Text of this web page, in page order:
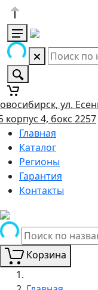
ул.
корпус 4, бокс 2257
Главная
Каталог
Регионы
Гарантия
Контакты
Корзина